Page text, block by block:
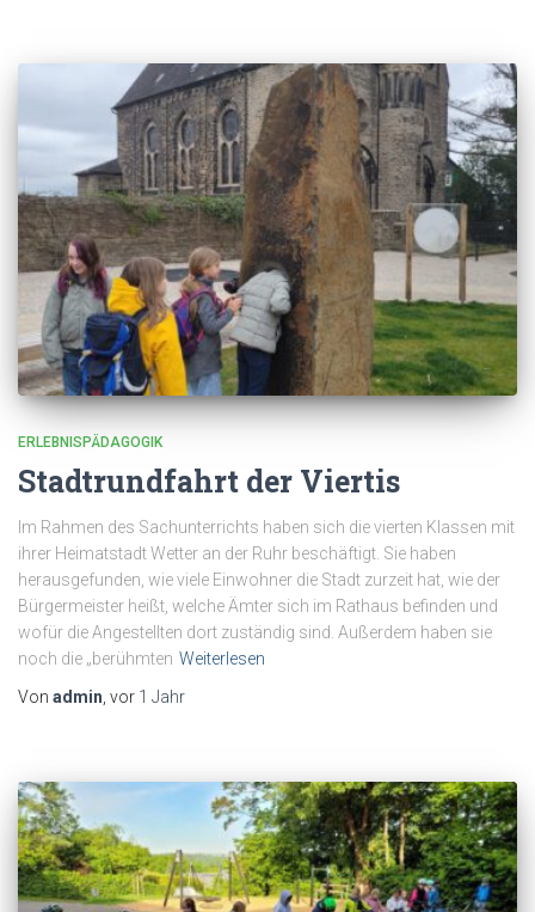
ERLEBNISPÄDAGOGIK
Stadtrundfahrt der Viertis
Im Rahmen des Sachunterrichts haben sich die vierten Klassen mit
ihrer Heimatstadt Wetter an der Ruhr beschäftigt. Sie haben
herausgefunden, wie viele Einwohner die Stadt zurzeit hat, wie der
Bürgermeister heißt, welche Ämter sich im Rathaus befinden und
wofür die Angestellten dort zuständig sind. Außerdem haben sie
noch die „berühmten Weiterlesen
Von admin, vor 1 Jahr